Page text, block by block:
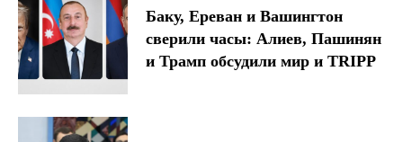
Баку, Ереван и Вашингтон
сверили часы: Алиев, Пашинян
и Трамп обсудили мир и TRIPP